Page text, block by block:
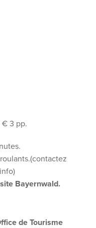
€ 3 pp.
Bayernwald.
de Tourisme